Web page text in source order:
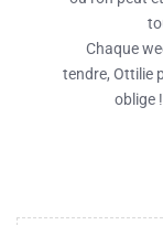
Chaque
tendre, Ottilie
oblige